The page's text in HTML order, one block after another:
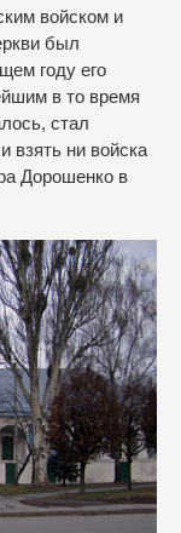
войском и
был
году его
в то время
стал
взять ни войска
Дорошенко в